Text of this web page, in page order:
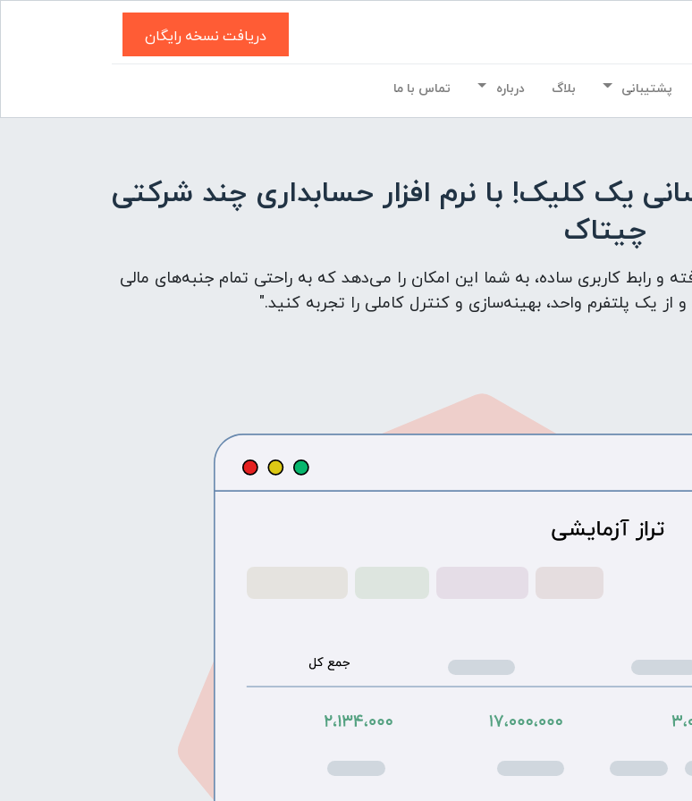
دریافت نسخه رایگان
پشتیبانی بلاگ درباره تماس با ما
یک کلیک! با نرم افزار حسابداری چند شرکتی
چیتاک
و رابط کاربری ساده، به شما این امکان را می‌دهد که به راحتی تمام جنبه‌های مالی
یک پلتفرم واحد، بهینه‌سازی و کنترل کاملی را تجربه کنید."